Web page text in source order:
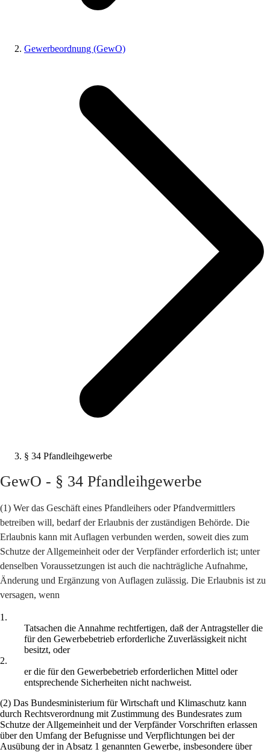
Gewerbeordnung (GewO)
§ 34 Pfandleihgewerbe
GewO - § 34 Pfandleihgewerbe
(1) Wer das Geschäft eines Pfandleihers oder Pfandvermittlers
betreiben will, bedarf der Erlaubnis der zuständigen Behörde. Die
Erlaubnis kann mit Auflagen verbunden werden, soweit dies zum
Schutze der Allgemeinheit oder der Verpfänder erforderlich ist; unter
denselben Voraussetzungen ist auch die nachträgliche Aufnahme,
Änderung und Ergänzung von Auflagen zulässig. Die Erlaubnis ist zu
versagen, wenn
1.
Tatsachen die Annahme rechtfertigen, daß der Antragsteller die
für den Gewerbebetrieb erforderliche Zuverlässigkeit nicht
besitzt, oder
2.
er die für den Gewerbebetrieb erforderlichen Mittel oder
entsprechende Sicherheiten nicht nachweist.
(2) Das Bundesministerium für Wirtschaft und Klimaschutz kann
durch Rechtsverordnung mit Zustimmung des Bundesrates zum
Schutze der Allgemeinheit und der Verpfänder Vorschriften erlassen
über den Umfang der Befugnisse und Verpflichtungen bei der
Ausübung der in Absatz 1 genannten Gewerbe, insbesondere über